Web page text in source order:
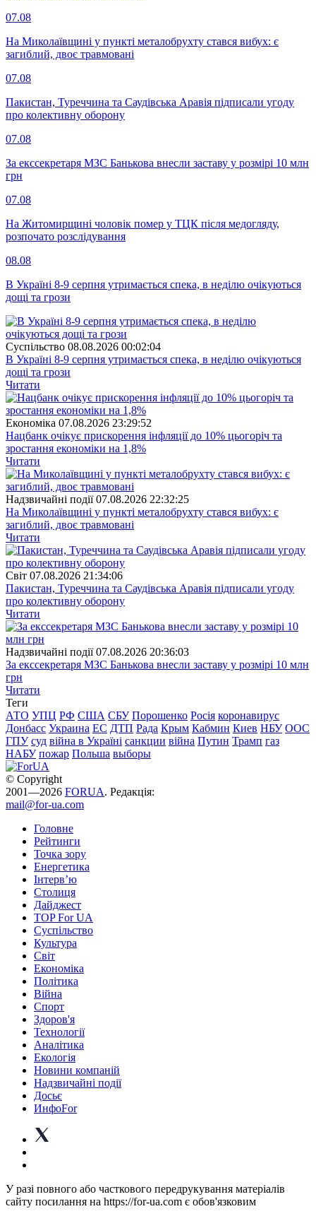
07.08
На Миколаївщині у пункті металобрухту стався вибух: є
загиблий, двоє травмовані
07.08
Пакистан, Туреччина та Саудівська Аравія підписали угоду
про колективну оборону
07.08
За екссекретаря МЗС Банькова внесли заставу у розмірі 10 млн
грн
07.08
На Житомирщині чоловік помер у ТЦК після медогляду,
розпочато розслідування
08.08
В Україні 8-9 серпня утримається спека, в неділю очікуються
дощі та грози
Суспiльство 08.08.2026 00:02:04
В Україні 8-9 серпня утримається спека, в неділю очікуються
дощі та грози
Читати
Економіка 07.08.2026 23:29:52
Нацбанк очікує прискорення інфляції до 10% цьогоріч та
зростання економіки на 1,8%
Читати
Надзвичайні події 07.08.2026 22:32:25
На Миколаївщині у пункті металобрухту стався вибух: є
загиблий, двоє травмовані
Читати
Свiт 07.08.2026 21:34:06
Пакистан, Туреччина та Саудівська Аравія підписали угоду
про колективну оборону
Читати
Надзвичайні події 07.08.2026 20:36:03
За екссекретаря МЗС Банькова внесли заставу у розмірі 10 млн
грн
Читати
Теги
АТО УПЦ РФ США СБУ Порошенко Росія коронавирус
Донбасс Украина ЕС ДТП Рада Крым Кабмин Киев НБУ ООС
ГПУ суд війна в Україні санкции війна Путин Трамп газ
НАБУ пожар Польша выборы
© Copyright
2001—2026 FORUA. Редакція:
mail@for-ua.com
Головне
Рейтинги
Точка зору
Енергетика
Інтерв’ю
Столиця
Дайджест
TOP For UA
Суспiльство
Культура
Світ
Економіка
Політика
Війна
Спорт
Здоров'я
Технології
Аналітика
Екологія
Новини компаній
Надзвичайні події
Досьє
ИнфоFor
У разі повного або часткового передрукування матеріалів
сайту посилання на https://for-ua.com є обов'язковим